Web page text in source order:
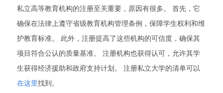
私立高等教育机构的注册至关重要，原因有很多。 首先，它
确保在法律上遵守省级教育机构管理条例，保障学生权利和维
护教育标准。 此外，注册提高了这些机构的可信度，确保其
项目符合公认的质量基准。 注册机构也获得认可，允许其学
生获得经济援助和政府支持计划。 注册私立大学的清单可以
在这里找到。